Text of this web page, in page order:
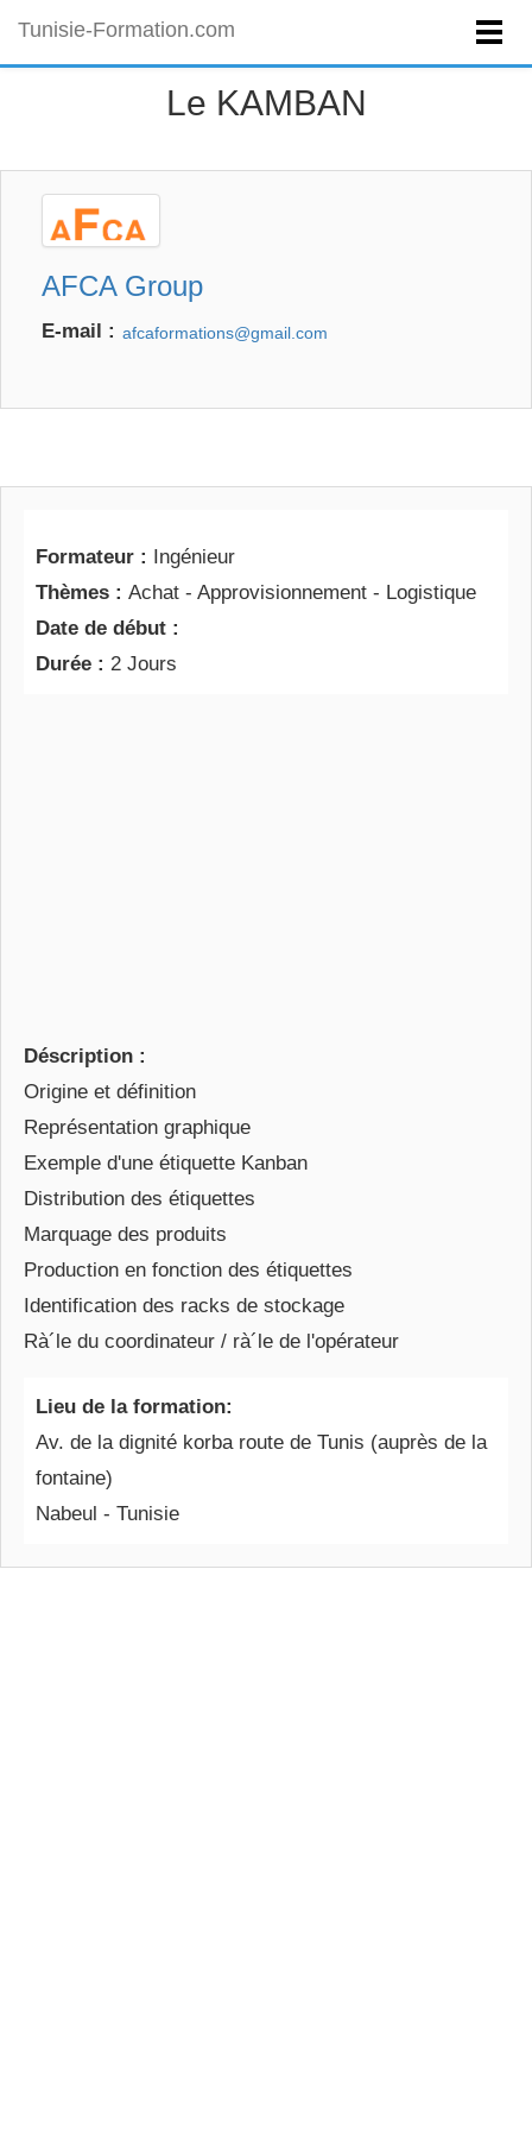
Tunisie-Formation.com
Le KAMBAN
AFCA Group
E-mail :
Formateur :
Ingénieur
Thèmes : Achat - Approvisionnement - Logistique
Date de début :
Durée : 2 Jours
Déscription :
Origine et définition
Représentation graphique
Exemple d'une étiquette Kanban
Distribution des étiquettes
Marquage des produits
Production en fonction des étiquettes
Identification des racks de stockage
Rà´le du coordinateur / rà´le de l'opérateur
Lieu de la formation:
Av. de la dignité korba route de Tunis (auprès de la
fontaine)
Nabeul - Tunisie